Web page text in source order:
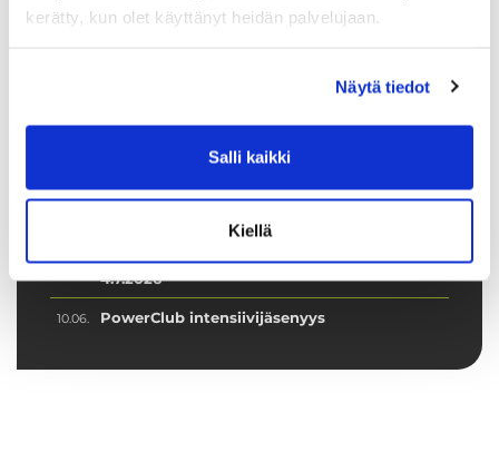
kerätty, kun olet käyttänyt heidän palvelujaan.
Näytä tiedot
Salli kaikki
Kiellä
16.06.
Ryhmäliikuntasalin lattia uudistuu 2.–
4.7.2026
10.06. PowerClub intensiivijäsenyys